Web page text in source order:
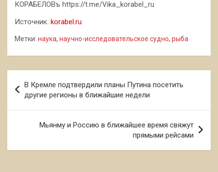
КОРАБЕЛОВъ https://t.me/Vika_korabel_ru
Источник: korabel.ru
Метки: наука, научно-исследовательское судно, рыба
по
записям
В Кремле подтвердили планы Путина посетить
другие регионы в ближайшие недели
Мьянму и Россию в ближайшее время свяжут
прямыми рейсами